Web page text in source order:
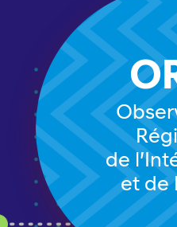
de
et de